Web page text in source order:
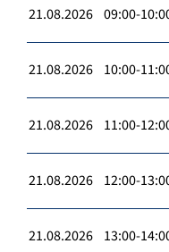
21.08.2026 09:00-
21.08.2026 10:00-
21.08.2026 11:00-
21.08.2026 12:00-
21.08.2026 13:00-